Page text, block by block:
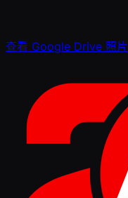
查看 Google Drive 照片